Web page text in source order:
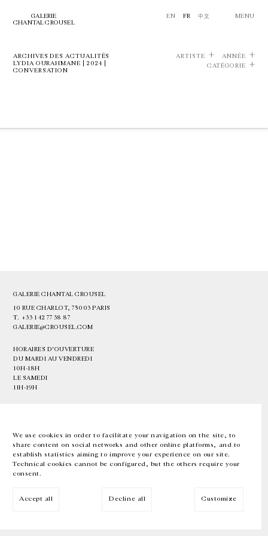
We use cookies in order to facilitate your navigation on the site, to
share content on social networks and other online platforms, and to
establish statistics aiming to improve your experience on our site.
Technical cookies cannot be configured, but the others require your
consent.
Accept all Decline all Customize
GALERIE
CHANTAL CROUSEL
EN FR 中文 MENU
ARCHIVES DES ACTUALITÉS
LYDIA OURAHMANE | 2024 |
CONVERSATION
ARTISTE
ANNÉE
CATÉGORIE
GALERIE CHANTAL CROUSEL
10 RUE CHARLOT, 75003 PARIS
T. +33 1 42 77 38 87
GALERIE@CROUSEL.COM
HORAIRES D'OUVERTURE
DU MARDI AU VENDREDI
10H-18H
LE SAMEDI
11H-19H
EN FR 中文 Facebook Instagram
Inscrivez-vous à notre newsletter